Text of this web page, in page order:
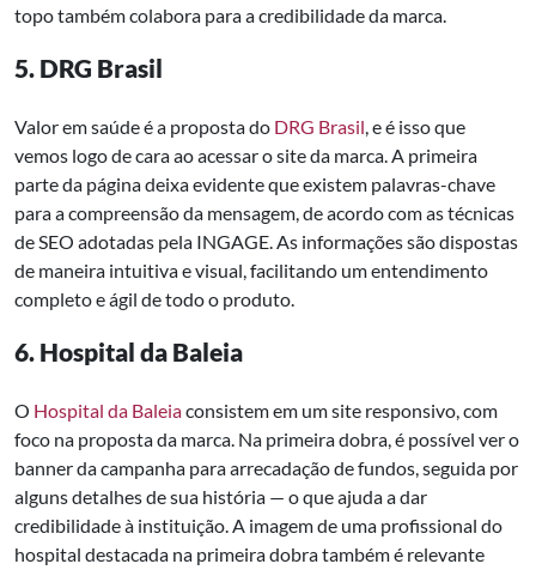
topo também colabora para a credibilidade da marca.
5. DRG Brasil
Valor em saúde é a proposta do DRG Brasil, e é isso que
vemos logo de cara ao acessar o site da marca. A primeira
parte da página deixa evidente que existem palavras-chave
para a compreensão da mensagem, de acordo com as técnicas
de SEO adotadas pela INGAGE. As informações são dispostas
de maneira intuitiva e visual, facilitando um entendimento
completo e ágil de todo o produto.
6. Hospital da Baleia
O Hospital da Baleiaconsistem em um site responsivo, com
foco na proposta da marca. Na primeira dobra, é possível ver o
banner da campanha para arrecadação de fundos, seguida por
alguns detalhes de sua história — o que ajuda a dar
credibilidade à instituição. A imagem de uma profissional do
hospital destacada na primeira dobra também é relevante